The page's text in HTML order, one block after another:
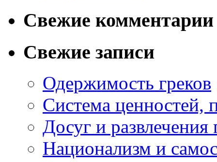
Свежие комментарии
Свежие записи
Одержимость греков
Система ценностей,
Досуг и развлечения
Национализм и